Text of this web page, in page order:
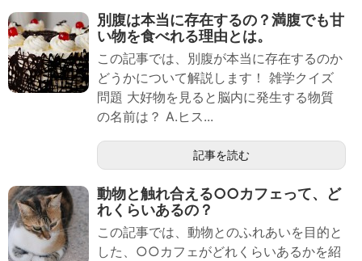
別腹は本当に存在するの？満腹でも甘
い物を食べれる理由とは。
この記事では、別腹が本当に存在するのか
どうかについて解説します！ 雑学クイズ
問題 大好物を見ると脳内に発生する物質
の名前は？ A.ヒス...
記事を読む
動物と触れ合える○○カフェって、ど
れくらいあるの？
この記事では、動物とのふれあいを目的と
した、○○カフェがどれくらいあるかを紹